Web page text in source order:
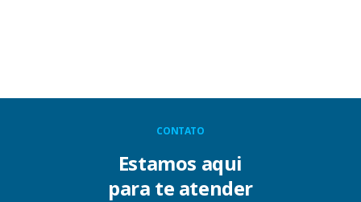
CONTATO
Estamos aqui
para te atender